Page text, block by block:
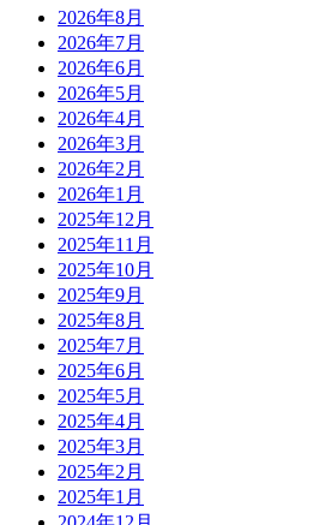
2026年8月
2026年7月
2026年6月
2026年5月
2026年4月
2026年3月
2026年2月
2026年1月
2025年12月
2025年11月
2025年10月
2025年9月
2025年8月
2025年7月
2025年6月
2025年5月
2025年4月
2025年3月
2025年2月
2025年1月